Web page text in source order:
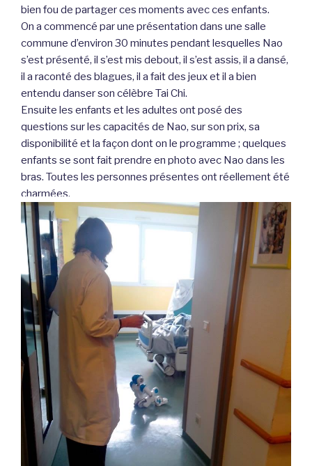
bien fou de partager ces moments avec ces enfants.
On a commencé par une présentation dans une salle
commune d’environ 30 minutes pendant lesquelles Nao
s’est présenté, il s’est mis debout, il s’est assis, il a dansé,
il a raconté des blagues, il a fait des jeux et il a bien
entendu danser son célèbre Tai Chi.
Ensuite les enfants et les adultes ont posé des
questions sur les capacités de Nao, sur son prix, sa
disponibilité et la façon dont on le programme ; quelques
enfants se sont fait prendre en photo avec Nao dans les
bras. Toutes les personnes présentes ont réellement été
charmées.